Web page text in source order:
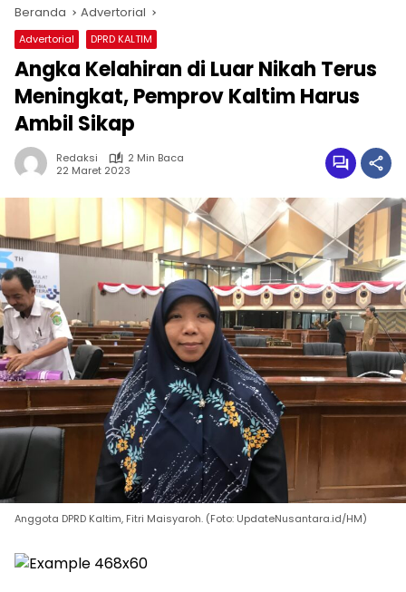
Beranda Advertorial
Advertorial DPRD KALTIM
Angka Kelahiran di Luar Nikah Terus
Meningkat, Pemprov Kaltim Harus
Ambil Sikap
Redaksi
2 Min Baca
22 Maret 2023
Anggota DPRD Kaltim, Fitri Maisyaroh. (Foto: UpdateNusantara.id/HM)